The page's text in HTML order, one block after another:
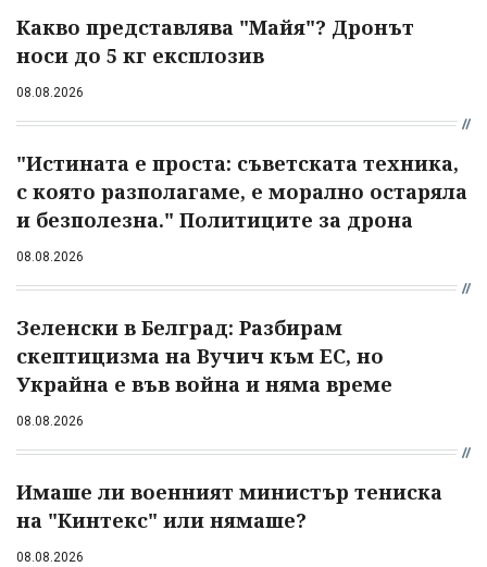
Какво представлява "Майя"? Дронът
носи до 5 кг експлозив
08.08.2026
"Истината е проста: съветската техника,
с която разполагаме, е морално остаряла
и безполезна." Политиците за дрона
08.08.2026
Зеленски в Белград: Разбирам
скептицизма на Вучич към ЕС, но
Украйна е във война и няма време
08.08.2026
Имаше ли военният министър тениска
на "Кинтекс" или нямаше?
08.08.2026